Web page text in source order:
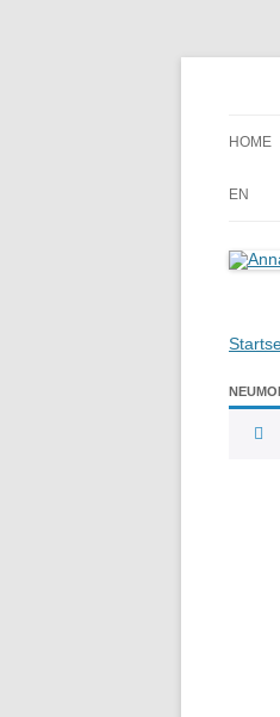
HOME
EN